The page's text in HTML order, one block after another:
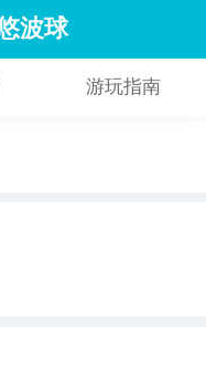
波球
游玩指南